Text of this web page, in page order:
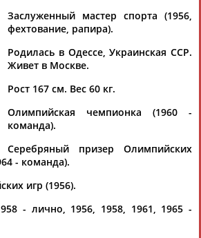
Мария
АБАКУМОВА
АБАЛАКИНА
Рамазан
АБАЧАРАЕВ
Ростом
АБДИКАРИМОВААБДРАХМАНОВ
Заслуженный мастер спорта (1956,
фехтование, рапира).
Родилась в Одессе, Украинская ССР.
Живет в Москве.
Рост 167 см. Вес 60 кг.
Олимпийская чемпионка (1960 -
команда).
Серебряный призер Олимпийских
- команда).
игр (1956).
- лично, 1956, 1958, 1961, 1965 -